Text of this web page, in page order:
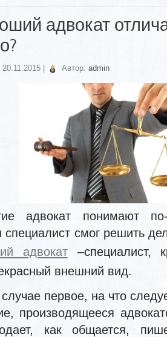
адвокат
20.11.2015 Автор: admin
адвокат понимают по-
специалист смог решить
адвокат–специалист,
внешний вид.
первое, на что
производящееся
как общается,